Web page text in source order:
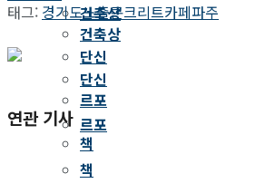
건축상
단신
르포
책
건축상
단신
르포
책
태그: 경기도노출콘크리트카페파주
연관 기사